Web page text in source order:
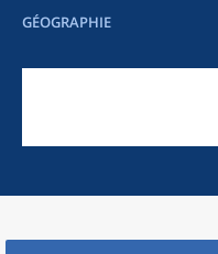
GÉOGRAPHIE